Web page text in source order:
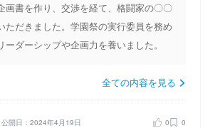
画書を作り、交渉を経て、格闘家の〇〇
ただきました。学園祭の実行委員を務め
ーダーシップや企画力を養いました。
全ての内容を見る
公開日：2024年4月19日 0 0